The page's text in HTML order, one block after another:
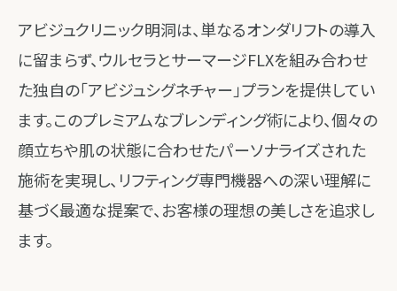
アビジュクリニック明洞は、単なるオンダリフトの導入
に留まらず、ウルセラとサーマージFLXを組み合わせ
た独自の「アビジュシグネチャー」プランを提供してい
ます。このプレミアムなブレンディング術により、個々の
顔立ちや肌の状態に合わせたパーソナライズされた
施術を実現し、リフティング専門機器への深い理解に
基づく最適な提案で、お客様の理想の美しさを追求し
ます。